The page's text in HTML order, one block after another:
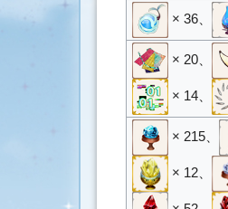
× 36
× 20
× 14
× 215
× 12